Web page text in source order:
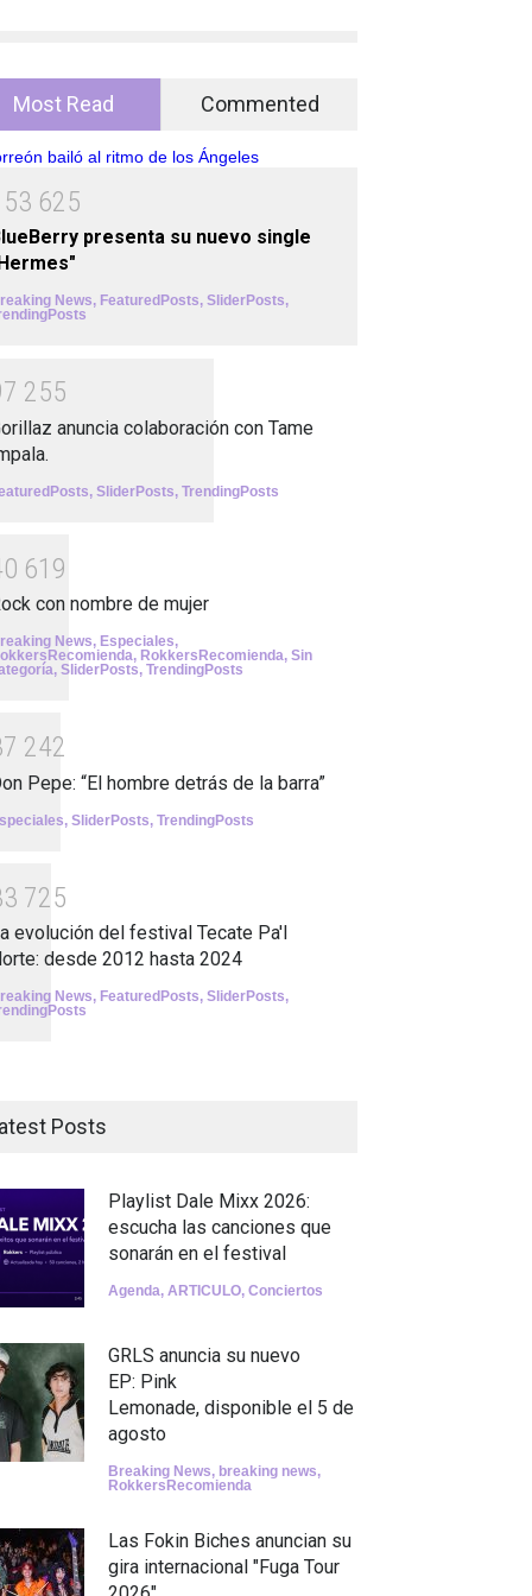
Most Read Commented
53 625
presenta su nuevo single
News, FeaturedPosts, SliderPosts,
7 255
anuncia colaboración con Tame
, SliderPosts, TrendingPosts
0 61 9
con nombre de mujer
News, Especiales,
, RokkersRecomienda, Sin
, SliderPosts, TrendingPosts
7 242
Pepe: “El hombre detrás de la barra”
, SliderPosts, TrendingPosts
3 725
evolución del festival Tecate Pa'l
desde 2012 hasta 2024
News, FeaturedPosts, SliderPosts,
Posts
Playlist Dale Mixx 2026:
escucha las canciones que
sonarán en el festival
Agenda, ARTICULO, Conciertos
GRLS anuncia su nuevo
EP: Pink
Lemonade, disponible el 5 de
agosto
Breaking News, breaking news,
RokkersRecomienda
Las Fokin Biches anuncian su
gira internacional "Fuga Tour